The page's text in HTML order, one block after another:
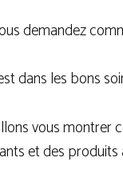
demandez
dans les bons
vous montrer
et des produits